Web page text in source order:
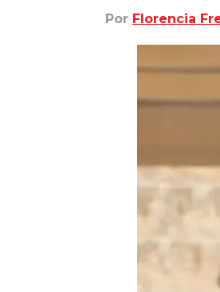
Por Florencia